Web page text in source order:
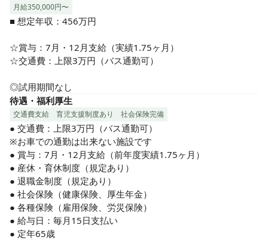
月給350,000円〜
■ 想定年収：456万円
☆賞与：7月・12月支給（実績1.75ヶ月）
☆交通費：上限3万円（バス通勤可）
◎試用期間なし
待遇・福利厚生
交通費支給 育児支援制度あり 社会保険完備
● 交通費：上限3万円（バス通勤可）
※お車での通勤は出来ない施設です
● 賞与：7月・12月支給（前年度実績1.75ヶ月）
● 産休・育休制度（規定あり）
● 退職金制度（規定あり）
● 社会保険（健康保険、厚生年金）
● 各種保険（雇用保険、労災保険）
● 給与日：毎月15日支払い
● 定年65歳